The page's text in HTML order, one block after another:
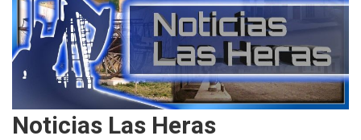
Noticias Las Heras